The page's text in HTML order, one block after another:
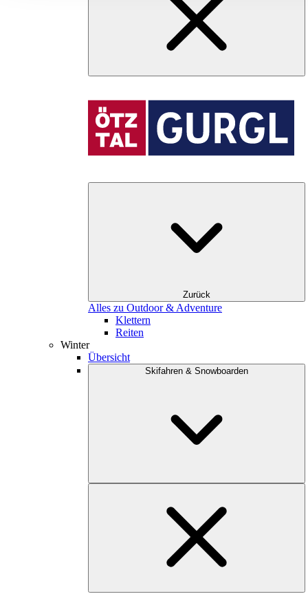
Zurück
Alles zu Outdoor & Adventure
Klettern
Reiten
Winter
Übersicht
Skifahren & Snowboarden